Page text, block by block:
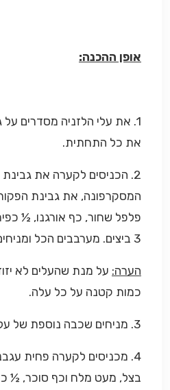
אופן ההכנה:
1. את עלי הלזניה מסדרים
את כל התחתית.
2. הכניסים לקערה את
המסקרפונה, את גבינת
פלפל שחור, כף אורגנו, ½
3 ביצים. מערבבים הכל ומניחים על העלים.
הערה: על מנת שהעלים לא
כמות קטנה על כל עלה.
3. מניחים שכבה נוספת של עלי לזניה בצורה דומה.
4. מכניסים לקערה פחית
בצל, מעט מלח וכף סוכר, ½